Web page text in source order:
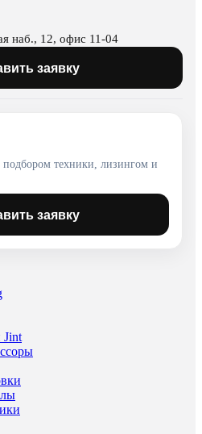
наб., 12, офис 11-04
заявку
техники, лизингом и
заявку
Jint